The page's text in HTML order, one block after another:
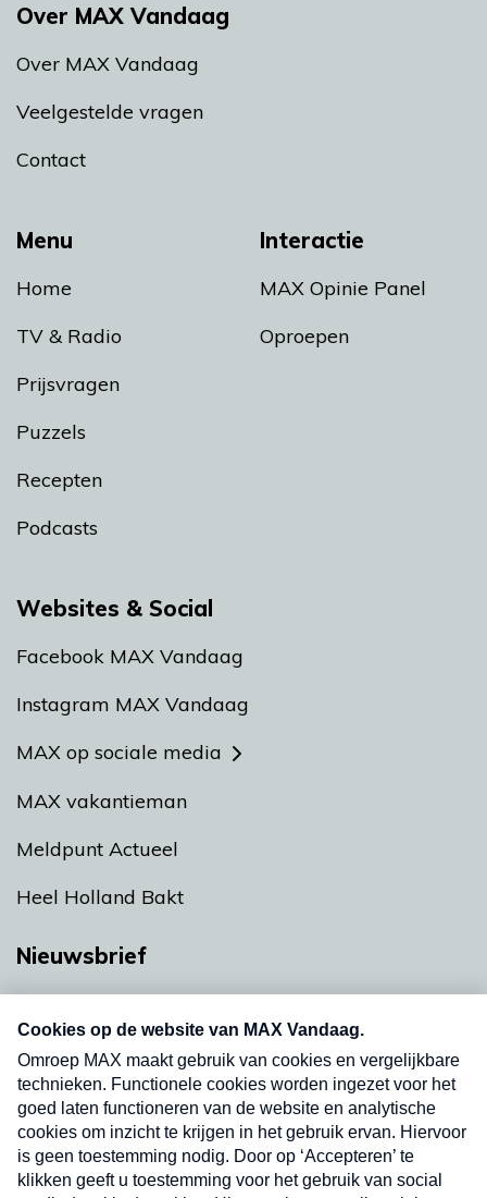
Menu
Home
TV & Radio
Prijsvragen
Puzzels
Recepten
Podcasts
Interactie
MAX Opinie Panel
Oproepen
Over MAX Vandaag
Over MAX Vandaag
Veelgestelde vragen
Contact
Websites & Social
Facebook MAX Vandaag
Instagram MAX Vandaag
MAX op sociale media
MAX vakantieman
Meldpunt Actueel
Heel Holland Bakt
Nieuwsbrief
nieuwsbrief. Elke vrijdag- en dinsdagochtend in
uw mailbox.
Verzend